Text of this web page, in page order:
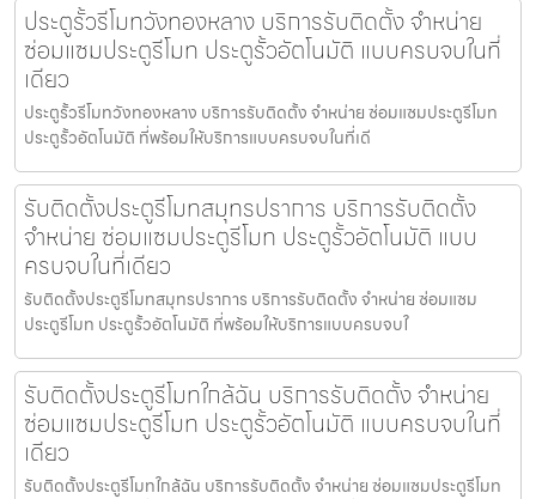
ประตูรั้วรีโมทวังทองหลาง บริการรับติดตั้ง จำหน่าย
ซ่อมแซมประตูรีโมท ประตูรั้วอัตโนมัติ แบบครบจบในที่
เดียว
ประตูรั้วรีโมทวังทองหลาง บริการรับติดตั้ง จำหน่าย ซ่อมแซมประตูรีโมท
ประตูรั้วอัตโนมัติ ที่พร้อมให้บริการแบบครบจบในที่เดี
รับติดตั้งประตูรีโมทสมุทรปราการ บริการรับติดตั้ง
จำหน่าย ซ่อมแซมประตูรีโมท ประตูรั้วอัตโนมัติ แบบ
ครบจบในที่เดียว
รับติดตั้งประตูรีโมทสมุทรปราการ บริการรับติดตั้ง จำหน่าย ซ่อมแซม
ประตูรีโมท ประตูรั้วอัตโนมัติ ที่พร้อมให้บริการแบบครบจบใ
รับติดตั้งประตูรีโมทใกล้ฉัน บริการรับติดตั้ง จำหน่าย
ซ่อมแซมประตูรีโมท ประตูรั้วอัตโนมัติ แบบครบจบในที่
เดียว
รับติดตั้งประตูรีโมทใกล้ฉัน บริการรับติดตั้ง จำหน่าย ซ่อมแซมประตูรีโมท